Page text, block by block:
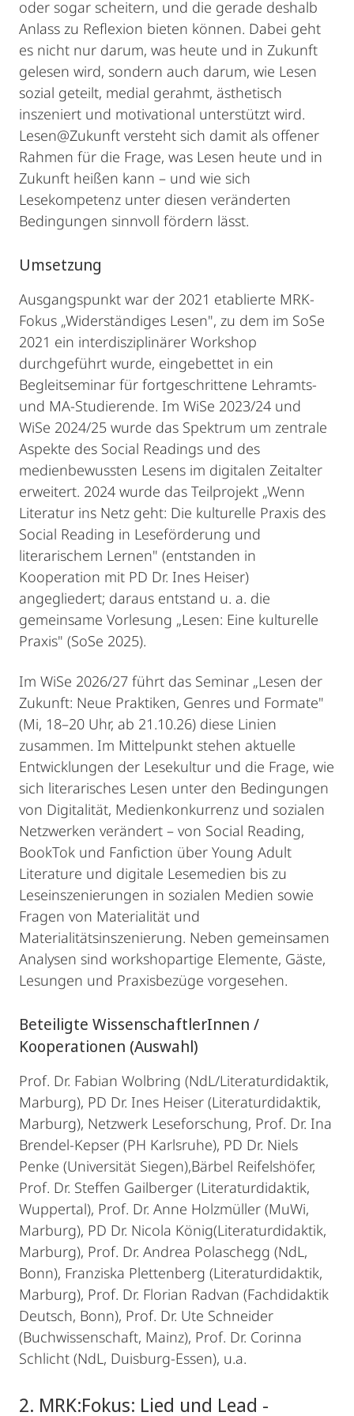
oder sogar scheitern, und die gerade deshalb
Anlass zu Reflexion bieten können. Dabei geht
es nicht nur darum, was heute und in Zukunft
gelesen wird, sondern auch darum, wie Lesen
sozial geteilt, medial gerahmt, ästhetisch
inszeniert und motivational unterstützt wird.
Lesen@Zukunft versteht sich damit als offener
Rahmen für die Frage, was Lesen heute und in
Zukunft heißen kann – und wie sich
Lesekompetenz unter diesen veränderten
Bedingungen sinnvoll fördern lässt.
Umsetzung
Ausgangspunkt war der 2021 etablierte MRK-
Fokus „Widerständiges Lesen", zu dem im SoSe
2021 ein interdisziplinärer Workshop
durchgeführt wurde, eingebettet in ein
Begleitseminar für fortgeschrittene Lehramts-
und MA-Studierende. Im WiSe 2023/24 und
WiSe 2024/25 wurde das Spektrum um zentrale
Aspekte des Social Readings und des
medienbewussten Lesens im digitalen Zeitalter
erweitert. 2024 wurde das Teilprojekt „Wenn
Literatur ins Netz geht: Die kulturelle Praxis des
Social Reading in Leseförderung und
literarischem Lernen" (entstanden in
Kooperation mit PD Dr. Ines Heiser)
angegliedert; daraus entstand u. a. die
gemeinsame Vorlesung „Lesen: Eine kulturelle
Praxis" (SoSe 2025).
Im WiSe 2026/27 führt das Seminar „Lesen der
Zukunft: Neue Praktiken, Genres und Formate"
(Mi, 18–20 Uhr, ab 21.10.26) diese Linien
zusammen. Im Mittelpunkt stehen aktuelle
Entwicklungen der Lesekultur und die Frage, wie
sich literarisches Lesen unter den Bedingungen
von Digitalität, Medienkonkurrenz und sozialen
Netzwerken verändert – von Social Reading,
BookTok und Fanfiction über Young Adult
Literature und digitale Lesemedien bis zu
Leseinszenierungen in sozialen Medien sowie
Fragen von Materialität und
Materialitätsinszenierung. Neben gemeinsamen
Analysen sind workshopartige Elemente, Gäste,
Lesungen und Praxisbezüge vorgesehen.
Beteiligte WissenschaftlerInnen /
Kooperationen (Auswahl)
Prof. Dr. Fabian Wolbring (NdL/Literaturdidaktik,
Marburg), PD Dr. Ines Heiser (Literaturdidaktik,
Marburg), Netzwerk Leseforschung, Prof. Dr. Ina
Brendel-Kepser (PH Karlsruhe), PD Dr. Niels
Penke (Universität Siegen),Bärbel Reifelshöfer,
Prof. Dr. Steffen Gailberger (Literaturdidaktik,
Wuppertal), Prof. Dr. Anne Holzmüller (MuWi,
Marburg), PD Dr. Nicola König(Literaturdidaktik,
Marburg), Prof. Dr. Andrea Polaschegg (NdL,
Bonn), Franziska Plettenberg (Literaturdidaktik,
Marburg), Prof. Dr. Florian Radvan (Fachdidaktik
Deutsch, Bonn), Prof. Dr. Ute Schneider
(Buchwissenschaft, Mainz), Prof. Dr. Corinna
Schlicht (NdL, Duisburg-Essen), u.a.
2. MRK:Fokus: Lied und Lead -